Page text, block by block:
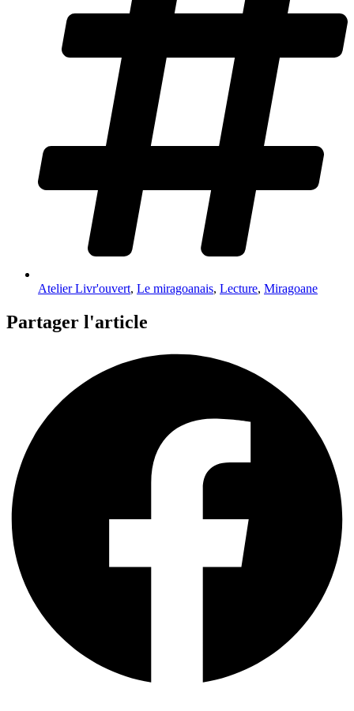
Atelier Livr'ouvert, Le miragoanais, Lecture, Miragoane
Partager l'article